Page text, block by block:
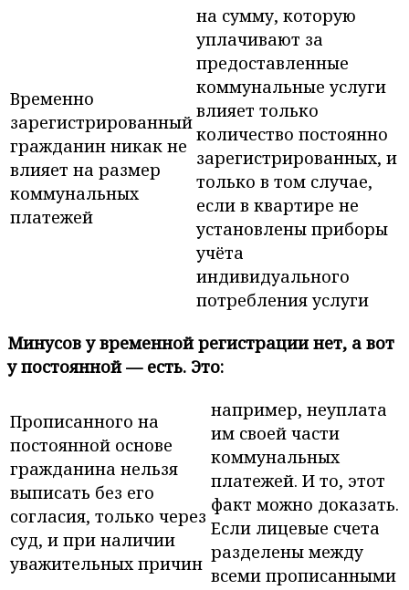
Временно
зарегистрированный
гражданин никак не
влияет на размер
коммунальных
платежей
на сумму, которую
уплачивают за
предоставленные
коммунальные услуги
влияет только
количество постоянно
зарегистрированных, и
только в том случае,
если в квартире не
установлены приборы
учёта
индивидуального
потребления услуги
Минусов у временной регистрации нет, а вот
у постоянной — есть. Это:
Прописанного на
постоянной основе
гражданина нельзя
выписать без его
согласия, только через
суд, и при наличии
уважительных причин
например, неуплата
им своей части
коммунальных
платежей. И то, этот
факт можно доказать.
Если лицевые счета
разделены между
всеми прописанными